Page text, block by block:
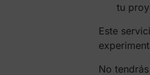
tu
Este
No